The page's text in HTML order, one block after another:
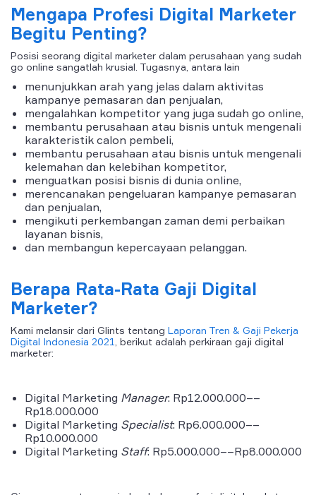
Mengapa Profesi Digital Marketer
Begitu Penting?
Posisi seorang digital marketer dalam perusahaan yang sudah
go online sangatlah krusial. Tugasnya, antara lain
menunjukkan arah yang jelas dalam aktivitas
kampanye pemasaran dan penjualan,
mengalahkan kompetitor yang juga sudah go online,
membantu perusahaan atau bisnis untuk mengenali
karakteristik calon pembeli,
membantu perusahaan atau bisnis untuk mengenali
kelemahan dan kelebihan kompetitor,
menguatkan posisi bisnis di dunia online,
merencanakan pengeluaran kampanye pemasaran
dan penjualan,
mengikuti perkembangan zaman demi perbaikan
layanan bisnis,
dan membangun kepercayaan pelanggan.
Berapa Rata-Rata Gaji Digital
Marketer?
Kami melansir dari Glints tentang Laporan Tren & Gaji Pekerja
Digital Indonesia 2021 , berikut adalah perkiraan gaji digital
marketer:
Digital Marketing Manager: Rp12.000.000––
Rp18.000.000
Digital Marketing Specialist: Rp6.000.000––
Rp10.000.000
Digital Marketing Staff: Rp5.000.000––Rp8.000.000